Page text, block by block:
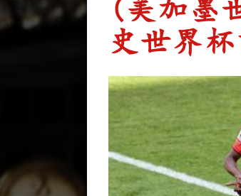
(美加墨
史世界